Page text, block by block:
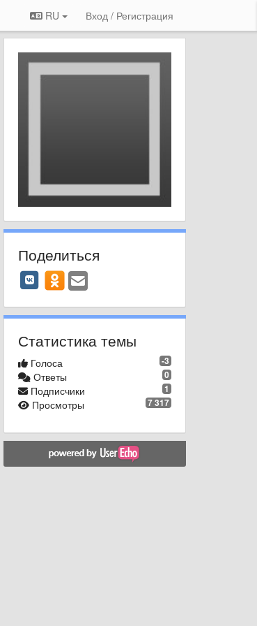
RU Вход / Регистрация
Поделиться
Статистика темы
-3
Голоса
0
Ответы
1
Подписчики
7 317
Просмотры